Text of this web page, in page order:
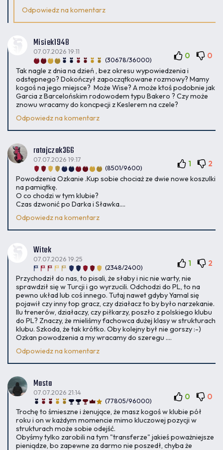
Odpowiedz na komentarz
Misiek1948
(30678/36000)
07.07.2026 19:11 0 0
Tak nagle z dnia na dzień , bez okresu wypowiedzenia i
odstępnego? Dokończył zapoczątkowane rozmowy? Mamy
kogoś na jego miejsce? Może Wise? A może ktoś podobnie jak
Garcia z Barcelońskim rodowodem typu Bakero ? Czy może
znowu wracamy do koncpecji z Keslerem na czele?
Odpowiedz na komentarz
ratajczak366
(8501/9600)
07.07.2026 19:17 1 2
Powodzenia Ozkanie .Kup sobie chociaż ze dwie nowe koszulki
na pamiątkę.
O co chodzi w tym klubie?
Czas dzwonić po Darka i Sławka....
Odpowiedz na komentarz
Witek
(2348/2400)
07.07.2026 19:25 1 2
Przychodził do nas, to pisali, że słaby i nic nie warty, nie
sprawdził się w Turcji i go wyrzucili. Odchodzi do PL, to na
pewno układ lub coś innego. Tutaj nawet gdyby Yamal się
pojawił czy inny top gracz, czy działacz to by było narzekanie.
Ilu trenerów, działaczy, czy piłkarzy, poszło z polskiego klubu
do PL? Znaczy, że mieliśmy fachowca dużej klasy w strukturach
klubu. Szkoda, że tak krótko. Oby kolejny był nie gorszy :-)
Ozkan powodzenia a my wracamy do szeregu ....
Odpowiedz na komentarz
Masta
(77805/96000)
07.07.2026 21:14 0 0
Trochę to śmieszne i żenujące, że masz kogoś w klubie pół
roku i on w każdym momencie mimo kluczowej pozycji w
strukturach może sobie odejść.
Obyśmy tylko zarobili na tym "transferze" jakieś poważniejsze
pieniądze, bo zapewne za darmo nie poszedł, chyba że